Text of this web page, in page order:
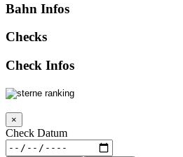
Bahn Infos
Checks
Check Infos
×
Check Datum